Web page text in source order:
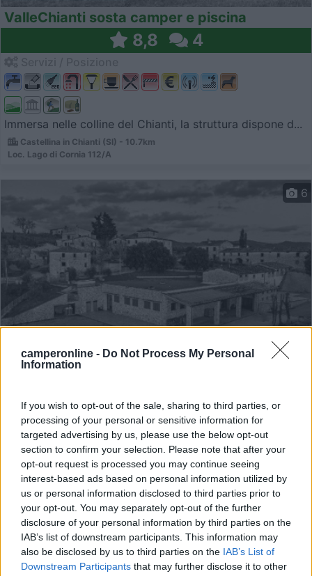
camperonline - Do Not Process My Personal
Information
If you wish to opt-out of the sale, sharing to third parties, or
processing of your personal or sensitive information for
targeted advertising by us, please use the below opt-out
section to confirm your selection. Please note that after your
opt-out request is processed you may continue seeing
interest-based ads based on personal information utilized by
us or personal information disclosed to third parties prior to
your opt-out. You may separately opt-out of the further
disclosure of your personal information by third parties on the
IAB’s list of downstream participants. This information may
also be disclosed by us to third parties on the IAB’s List of
Downstream Participants that may further disclose it to other
ValleChianti sosta camper e piscina
8,8 4
Immersa nelle colline del Chianti, la struttura dispone d...
Castellina in Chianti (SI) - 10.7km
Loc. Lago di Cornia 112/A
Area di sosta (AA)
6
9,3 3
Servizi / Posizione
L'azienda agricola dispone di area camper con 8
piazzole ...
Gaiole in Chianti (SI) - 10.8km
Loc. Monti di Sotto Monti in Chianti